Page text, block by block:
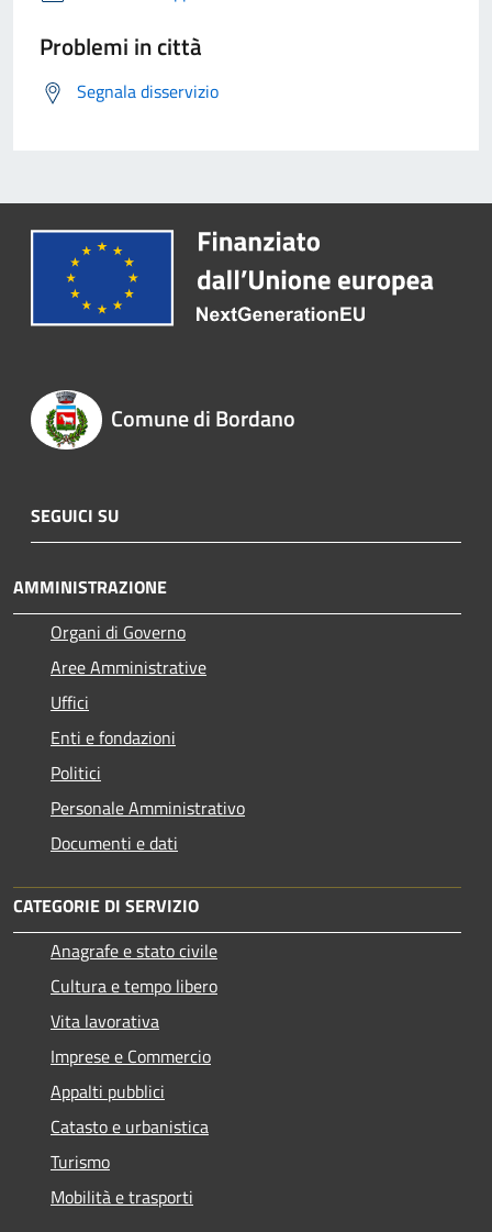
Problemi in città
Segnala disservizio
Comune di Bordano
SEGUICI SU
AMMINISTRAZIONE
Organi di Governo
Aree Amministrative
Uffici
Enti e fondazioni
Politici
Personale Amministrativo
Documenti e dati
CATEGORIE DI SERVIZIO
Anagrafe e stato civile
Cultura e tempo libero
Vita lavorativa
Imprese e Commercio
Appalti pubblici
Catasto e urbanistica
Turismo
Mobilità e trasporti